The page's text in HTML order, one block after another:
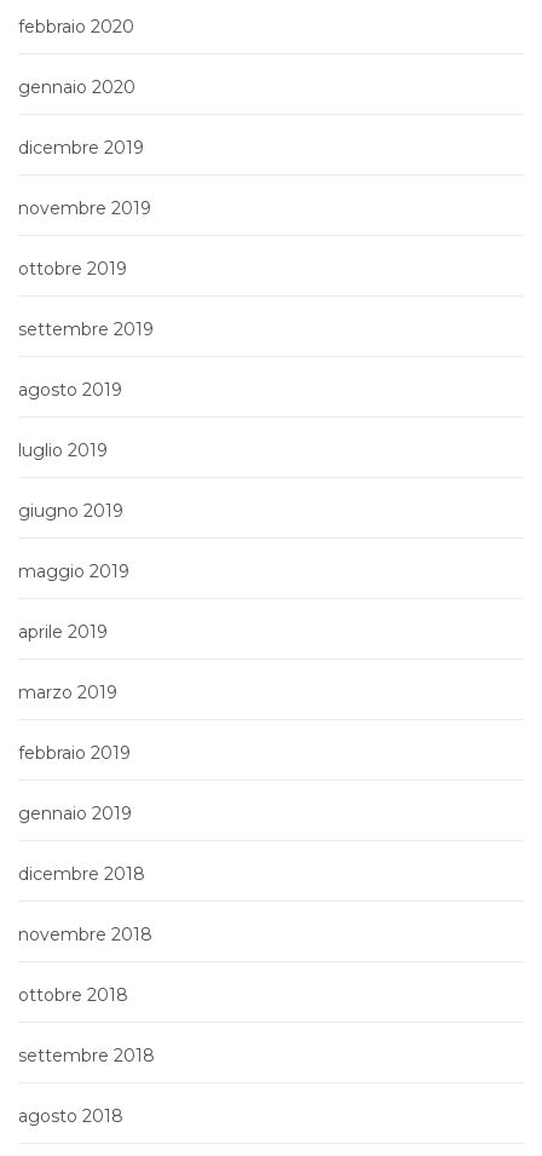
febbraio 2020
gennaio 2020
dicembre 2019
novembre 2019
ottobre 2019
settembre 2019
agosto 2019
luglio 2019
giugno 2019
maggio 2019
aprile 2019
marzo 2019
febbraio 2019
gennaio 2019
dicembre 2018
novembre 2018
ottobre 2018
settembre 2018
agosto 2018